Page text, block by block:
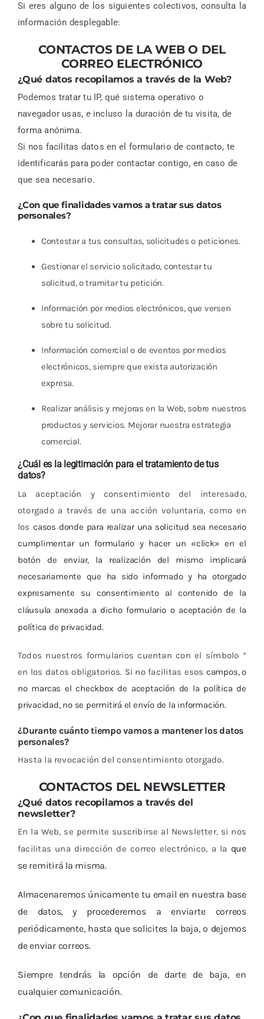
Si eres alguno de los siguientes colectivos, consulta la
información desplegable:
CONTACTOS DE LA WEB O DEL
CORREO ELECTRÓNICO
¿Qué datos recopilamos a través de la Web?
Podemos tratar tu IP, qué sistema operativo o
navegador usas, e incluso la duración de tu visita, de
forma anónima.
Si nos facilitas datos en el formulario de contacto, te
identificarás para poder contactar contigo, en caso de
que sea necesario.
¿Con que finalidades vamos a tratar sus datos
personales?
Contestar a tus consultas, solicitudes o peticiones.
Gestionar el servicio solicitado, contestar tu
solicitud, o tramitar tu petición.
Información por medios electrónicos, que versen
sobre tu solicitud.
Información comercial o de eventos por medios
electrónicos, siempre que exista autorización
expresa.
Realizar análisis y mejoras en la Web, sobre nuestros
productos y servicios. Mejorar nuestra estrategia
comercial.
¿Cuál es la legitimación para el tratamiento de tus
datos?
La aceptación y consentimiento del interesado,
otorgado a través de una acción voluntaria, como en
loscasos donde para realizar una solicitud sea necesario
cumplimentar un formulario y hacer un «click» en el
botón de enviar, la realización del mismo implicará
necesariamente que ha sido informado y ha otorgado
expresamente su consentimiento al contenido de la
cláusula anexada a dicho formulario o aceptación de la
política de privacidad.
Todos nuestros formularios cuentan con el símbolo *
en los datos obligatorios. Si no facilitas esos campos, o
no marcas el checkbox de aceptación de la política de
privacidad, no se permitirá el envío de la información.
¿Durante cuánto tiempo vamos a mantener los datos
personales?
Hasta la revocación del consentimiento otorgado.
CONTACTOS DEL NEWSLETTER
¿Qué datos recopilamos a través del
newsletter?
En la Web, se permite suscribirse al Newsletter, si nos
facilitas una dirección de correo electrónico, a la que
se remitirá la misma.
Almacenaremos únicamente tu email en nuestra base
de datos, y procederemos a enviarte correos
periódicamente, hasta que solicites la baja, o dejemos
de enviar correos.
Siempre tendrás la opción de darte de baja, en
cualquier comunicación.